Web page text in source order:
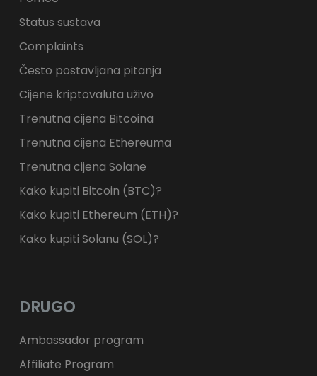
Status sustava
Complaints
Često postavljana pitanja
Cijene kriptovaluta uživo
Trenutna cijena Bitcoina
Trenutna cijena Ethereuma
Trenutna cijena Solane
Kako kupiti Bitcoin (BTC)?
Kako kupiti Ethereum (ETH)?
Kako kupiti Solanu (SOL)?
DRUGO
Ambassador program
Affiliate Program